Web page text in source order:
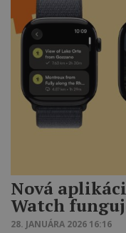
Nová
Watch
28. JANUÁRA 2026 16:16